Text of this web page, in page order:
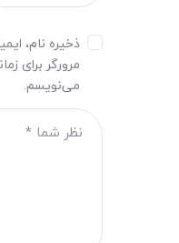
ذخیره نام،
مرورگر برای
می‌نویسم.